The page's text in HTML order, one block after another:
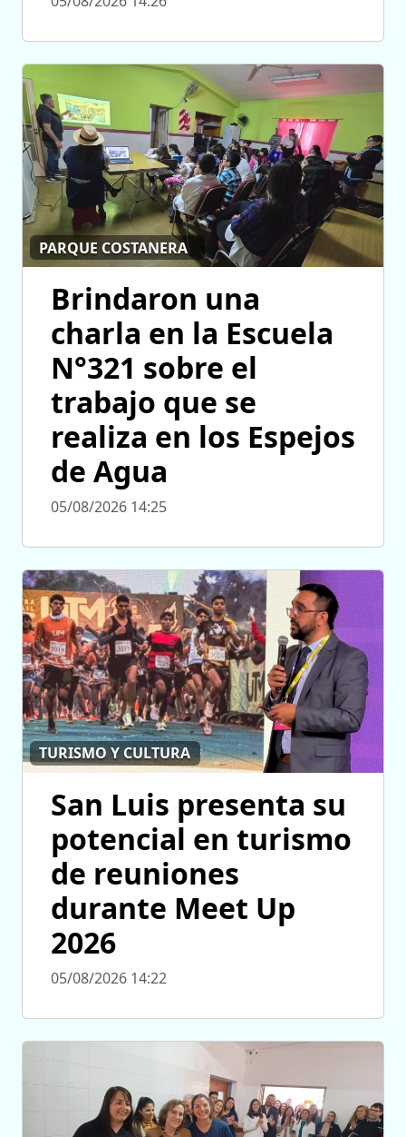
PARQUE COSTANERA
Brindaron una
charla en la Escuela
N°321 sobre el
trabajo que se
realiza en los Espejos
de Agua
05/08/2026 14:25
TURISMO Y CULTURA
San Luis presenta su
potencial en turismo
de reuniones
durante Meet Up
2026
05/08/2026 14:22